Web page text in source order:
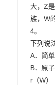
大，Z
族，W
4。
下列说
A．简
B．原
r（W）